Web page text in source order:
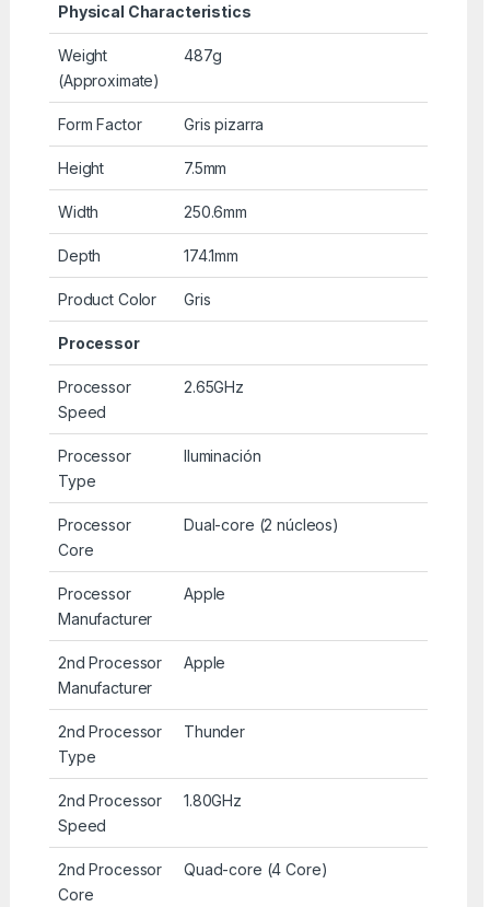
Physical Characteristics
Weight
(Approximate)
487g
Form Factor Gris pizarra
Height 7.5mm
Width 250.6mm
Depth 174.1mm
Product Color Gris
Processor
Processor
Speed
2.65GHz
Processor
Type
Iluminación
Processor
Core
Dual-core (2 núcleos)
Processor
Manufacturer
Apple
2nd Processor
Manufacturer
Apple
2nd Processor
Type
Thunder
2nd Processor
Speed
1.80GHz
2nd Processor
Core
Quad-core (4 Core)